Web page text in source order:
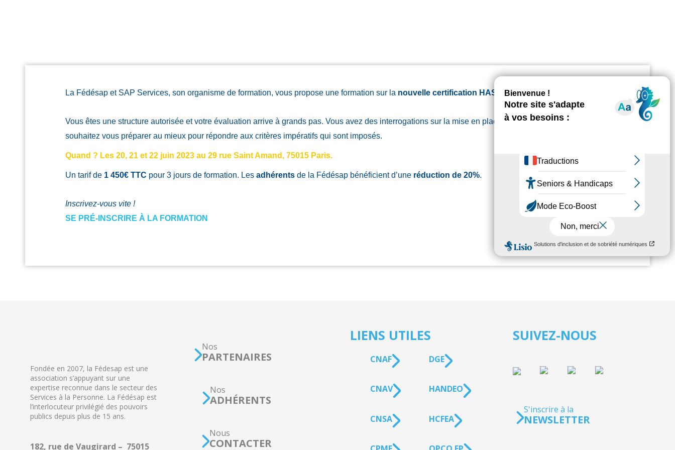
La Fédésap et SAP Services, son organisme de formation, vous propose une formation sur la nouvelle certification HAS
Vous êtes une structure autorisée et votre évaluation arrive à grands pas. Vous avez des interrogations sur la mise en place du référentiel HAS et vous
souhaitez vous préparer au mieux pour répondre aux critères impératifs qui sont imposés.
Quand ? Les 20, 21 et 22 juin 2023 au 29 rue Saint Amand, 75015 Paris.
Un tarif de 1 450€ TTC pour 3 jours de formation. Les adhérents de la Fédésap bénéficient d’une réduction de 20%.
Inscrivez-vous vite !
SE PRÉ-INSCRIRE À LA FORMATION
Fondée en 2007, la Fédesap est une
association s’appuyant sur une
expertise reconnue dans le secteur des
Services à la Personne. La Fédésap est
l’interlocuteur privilégié des pouvoirs
publics depuis plus de 15 ans.
182, rue de Vaugirard – 75015
Nos
PARTENAIRES
Nos
ADHÉRENTS
Nous
CONTACTER
LIENS UTILES
CNAF
CNAV
CNSA
DGE
HANDEO
HCFEA
SUIVEZ-NOUS
S'inscrire à la
NEWSLETTER